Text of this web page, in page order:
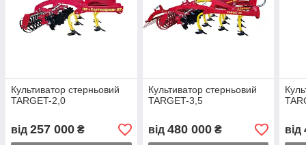
Культиватор стерньовий
TARGET-2,0
від 257 000 ₴
Культиватор стерньовий
TARGET-3,5
від 480 000₴ від